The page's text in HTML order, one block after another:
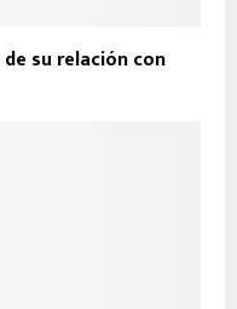
su relación con